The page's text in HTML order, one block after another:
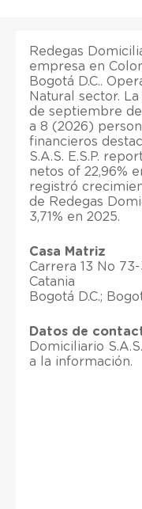
Redegas
empresa en
Bogotá D.C..
Natural sector.
de septiembre
a 8 (2026)
financieros
S.A.S. E.S.P.
netos of 22,96%
registró
de Redegas
3,71% en 2025.
Casa Matriz
Carrera 13 No
Catania
Bogotá D.C.;
Datos de
Domiciliario
a la información.